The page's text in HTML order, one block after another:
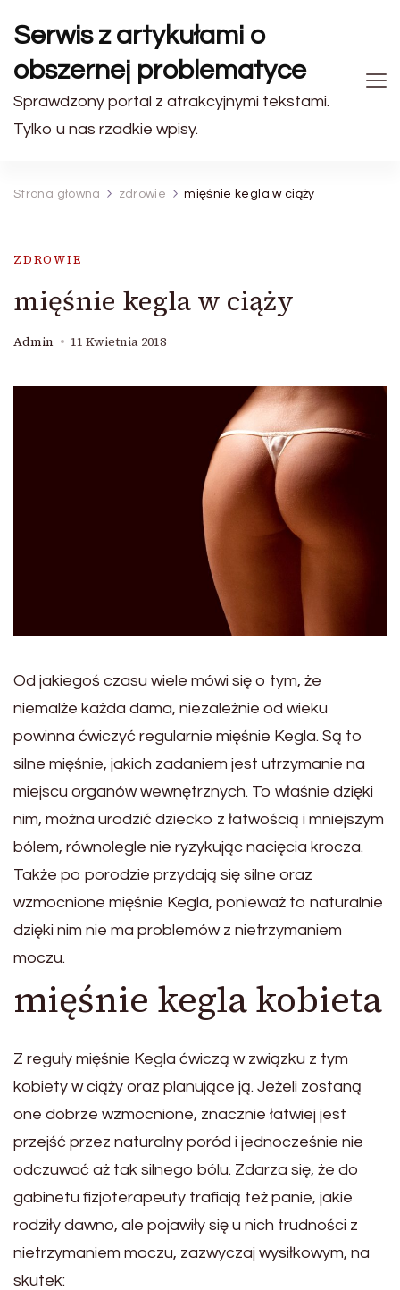
Serwis z artykułami o
obszernej problematyce
Sprawdzony portal z atrakcyjnymi tekstami.
Tylko u nas rzadkie wpisy.
Strona główna zdrowie mięśnie kegla w ciąży
ZDROWIE
mięśnie kegla w ciąży
Admin 11 Kwietnia 2018
Od jakiegoś czasu wiele mówi się o tym, że
niemalże każda dama, niezależnie od wieku
powinna ćwiczyć regularnie mięśnie Kegla. Są to
silne mięśnie, jakich zadaniem jest utrzymanie na
miejscu organów wewnętrznych. To właśnie dzięki
nim, można urodzić dziecko z łatwością i mniejszym
bólem, równolegle nie ryzykując nacięcia krocza.
Także po porodzie przydają się silne oraz
wzmocnione mięśnie Kegla, ponieważ to naturalnie
dzięki nim nie ma problemów z nietrzymaniem
moczu.
mięśnie kegla kobieta
Z reguły mięśnie Kegla ćwiczą w związku z tym
kobiety w ciąży oraz planujące ją. Jeżeli zostaną
one dobrze wzmocnione, znacznie łatwiej jest
przejść przez naturalny poród i jednocześnie nie
odczuwać aż tak silnego bólu. Zdarza się, że do
gabinetu fizjoterapeuty trafiają też panie, jakie
rodziły dawno, ale pojawiły się u nich trudności z
nietrzymaniem moczu, zazwyczaj wysiłkowym, na
skutek: